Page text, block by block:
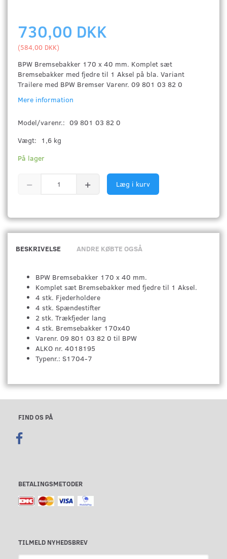
730,00 DKK
(584,00 DKK)
BPW Bremsebakker 170 x 40 mm. Komplet sæt
Bremsebakker med fjedre til 1 Aksel på bla. Variant
Trailere med BPW Bremser Varenr. 09 801 03 82 0
Mere information
Model/varenr.: 09 801 03 82 0
Vægt:
1,6 kg
På lager
Læg i kurv
BESKRIVELSE ANDRE KØBTE OGSÅ
BPW Bremsebakker 170 x 40 mm.
Komplet sæt Bremsebakker med fjedre til 1 Aksel.
4 stk. Fjederholdere
4 stk. Spændestifter
2 stk. Trækfjeder lang
4 stk. Bremsebakker 170x40
Varenr. 09 801 03 82 0 til BPW
ALKO nr. 4018195
Typenr.: S1704-7
FIND OS PÅ
BETALINGSMETODER
TILMELD NYHEDSBREV